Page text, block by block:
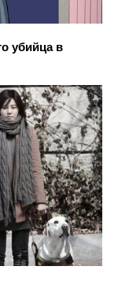
убийца в